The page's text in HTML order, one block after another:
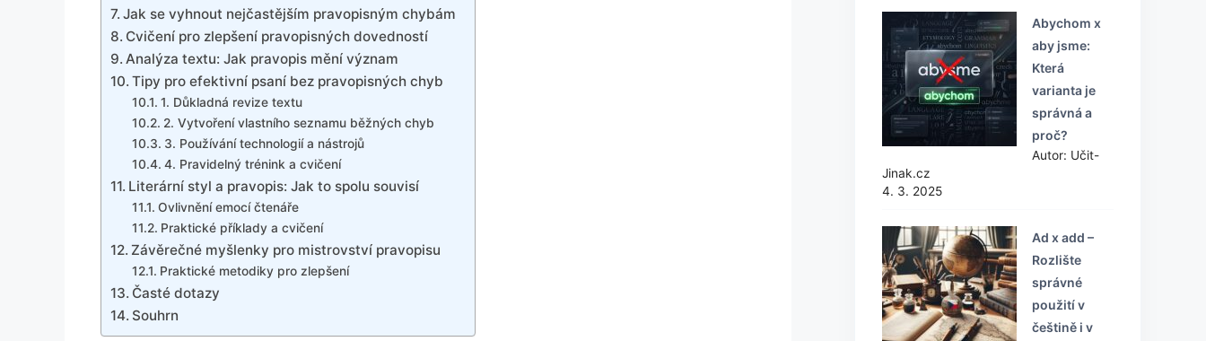
Jak se vyhnout nejčastějším pravopisným chybám
Cvičení pro zlepšení pravopisných dovedností
Analýza textu: Jak pravopis mění význam
Tipy pro efektivní psaní bez pravopisných chyb
1. Důkladná revize textu
2. Vytvoření vlastního seznamu běžných chyb
3. Používání technologií a nástrojů
4. Pravidelný trénink a cvičení
Literární styl a pravopis: Jak to spolu souvisí
Ovlivnění emocí čtenáře
Praktické příklady a cvičení
Závěrečné myšlenky pro mistrovství pravopisu
Praktické metodiky pro zlepšení
Časté dotazy
Souhrn
Abychom x
aby jsme:
Která
varianta je
správná a
proč?
Autor: Učit-
Jinak.cz
4. 3. 2025
Ad x add –
Rozlište
správné
použití v
češtině i v